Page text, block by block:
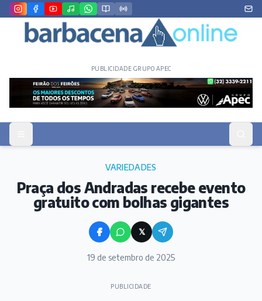
PUBLICIDADE GRUPO APEC
VARIEDADES
Praça dos Andradas recebe evento
gratuito com bolhas gigantes
𝕏
19 de setembro de 2025
PUBLICIDADE